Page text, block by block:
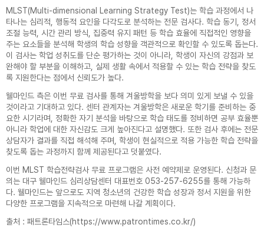
MLST(Multi-dimensional Learning Strategy Test)는 학습 과정에서 나
타나는 심리적, 행동적 요인을 다각도로 분석하는 전문 검사다. 학습 동기, 정서
조절 능력, 시간 관리 방식, 집중력 유지 패턴 등 학습 효율에 직접적인 영향을
주는 요소들을 분석해 학생의 학습 성향을 객관적으로 확인할 수 있도록 돕는다.
이 검사는 학업 성취도를 단순 평가하는 것이 아니라, 학생이 자신의 강점과 보
완해야 할 부분을 이해하고, 실제 생활 속에서 적용할 수 있는 학습 전략을 찾도
록 지원한다는 점에서 신뢰도가 높다.
웰마인드 측은 이번 무료 검사를 통해 겨울방학을 보다 의미 있게 보낼 수 있을
것이라고 기대하고 있다. 센터 관계자는 겨울방학은 새로운 학기를 준비하는 중
요한 시기라며, 정확한 자기 분석을 바탕으로 학습 태도를 정비하면 공부 효율뿐
아니라 학업에 대한 자신감도 크게 높아진다고 설명했다. 또한 검사 후에는 전문
상담자가 결과를 직접 해석해 주며, 학생이 현실적으로 적용 가능한 학습 전략을
찾도록 돕는 과정까지 함께 제공된다고 덧붙였다.
이번 MLST 학습전략검사 무료 프로그램은 사전 예약제로 운영된다. 신청과 문
의는 대구 웰마인드 심리상담센터 대표번호 053-257-6255를 통해 가능하
다. 웰마인드는 앞으로도 지역 청소년의 건강한 학습 성장과 정서 지원을 위한
다양한 프로그램을 지속적으로 마련해 나갈 계획이다.
출처 : 패트론타임스(https://www.patrontimes.co.kr/)